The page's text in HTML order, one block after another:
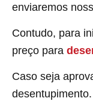
enviaremos
Contudo, para
preço para
Caso seja
desentupimento.